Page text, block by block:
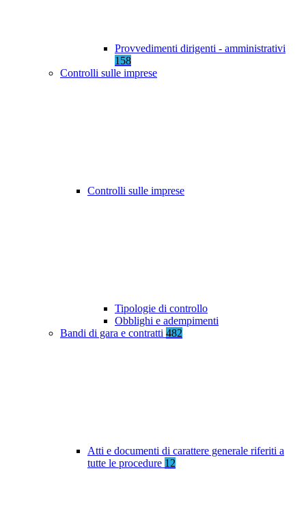
Provvedimenti dirigenti - amministrativi
158
Controlli sulle imprese
Controlli sulle imprese
Tipologie di controllo
Obblighi e adempimenti
Bandi di gara e contratti 482
Atti e documenti di carattere generale riferiti a
tutte le procedure 12